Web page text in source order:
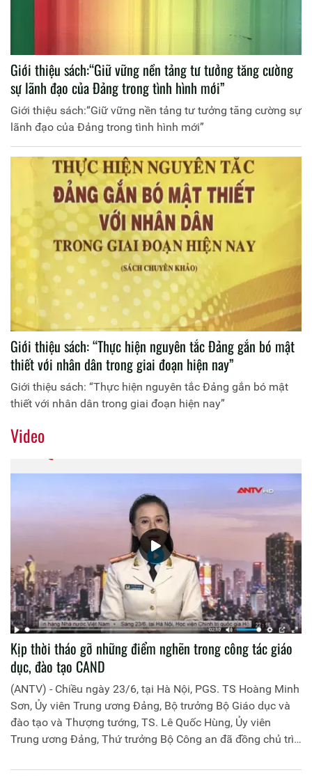
Giới thiệu sách:“Giữ vững nền tảng tư tưởng tăng cường
sự lãnh đạo của Đảng trong tình hình mới”
Giới thiệu sách:“Giữ vững nền tảng tư tưởng tăng cường sự
lãnh đạo của Đảng trong tình hình mới”
Giới thiệu sách: “Thực hiện nguyên tắc Đảng gắn bó mật
thiết với nhân dân trong giai đoạn hiện nay”
Giới thiệu sách: “Thực hiện nguyên tắc Đảng gắn bó mật
thiết với nhân dân trong giai đoạn hiện nay”
Video
Kịp thời tháo gỡ những điểm nghẽn trong công tác giáo
dục, đào tạo CAND
(ANTV) - Chiều ngày 23/6, tại Hà Nội, PGS. TS Hoàng Minh
Sơn, Ủy viên Trung ương Đảng, Bộ trưởng Bộ Giáo dục và
đào tạo và Thượng tướng, TS. Lê Quốc Hùng, Ủy viên
Trung ương Đảng, Thứ trưởng Bộ Công an đã đồng chủ trì
liên quan đến công tác giáo dục và đào tạo của lực lượng